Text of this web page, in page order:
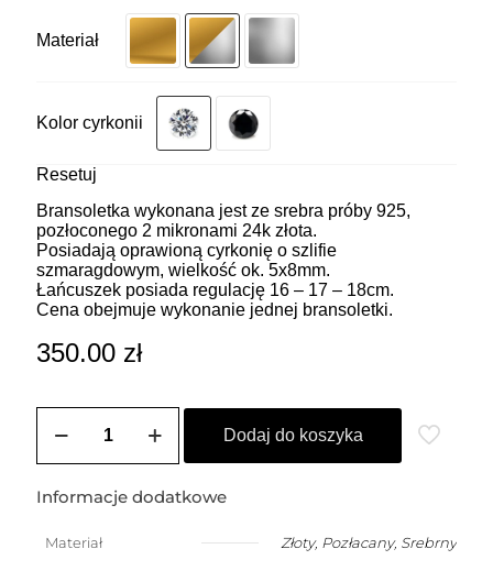
Materiał
Kolor cyrkonii
Resetuj
Bransoletka wykonana jest ze srebra próby 925,
pozłoconego 2 mikronami 24k złota.
Posiadają oprawioną cyrkonię o szlifie
szmaragdowym, wielkość ok. 5x8mm.
Łańcuszek posiada regulację 16 – 17 – 18cm.
Cena obejmuje wykonanie jednej bransoletki.
350.00 zł
Bransoletka
o
szmaragdowym
Dodaj do koszyka
Informacje dodatkowe
Materiał Złoty, Pozłacany, Srebrny